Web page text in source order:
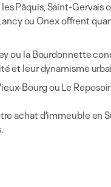
Pâquis, Saint-Gervais
ou Onex offrent
ou la Bourdonnette
et leur dynamisme
Bourg ou Le
achat d’immeuble